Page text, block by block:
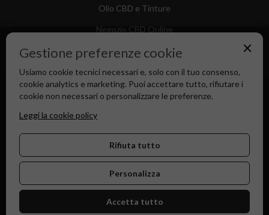
Olio CBD e Tinture
Negozio CBD Online
×
Gestione preferenze cookie
Usiamo cookie tecnici necessari e, solo con il tuo consenso,
cookie analytics e marketing. Puoi accettare tutto, rifiutare i
cookie non necessari o personalizzare le preferenze.
Leggi la cookie policy
Rifiuta tutto
Personalizza
Accetta tutto
Canapa Market - Il tuo Shop di Fiducia dal 2018